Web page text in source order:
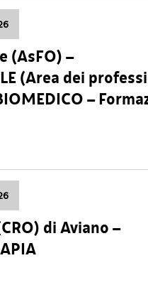
(AsFO) –
(Area dei
–
di Aviano –